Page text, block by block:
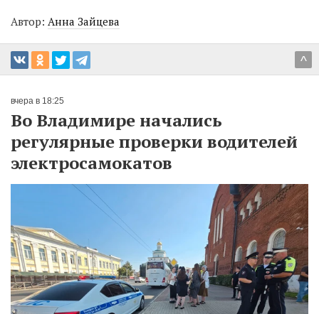
Автор: Анна Зайцева
^
вчера в 18:25
Во Владимире начались
регулярные проверки водителей
электросамокатов